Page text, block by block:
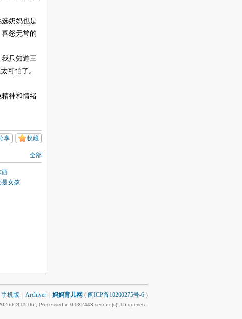
奶妈也是
怒无常的
只知道三
可怕了。
神和情绪
收藏
享
全部
西
是女孩
手机版 Archiver 妈妈育儿网 ( 闽ICP备10200275号-6 )
8-8 05:06 , Processed in 0.022443 second(s), 15 queries .